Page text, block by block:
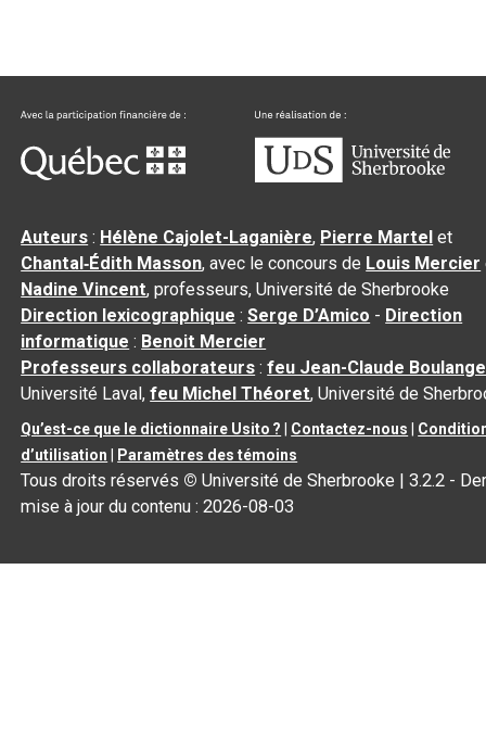
Auteurs : Hélène Cajolet-Laganière, Pierre Martel et
Chantal‑Édith Masson, avec le concours de Louis Mercier
Nadine Vincent, professeurs, Université de Sherbrooke
Direction lexicographique :Serge D’Amico - Direction
informatique : Benoit Mercier
Professeurs collaborateurs :feu Jean-Claude
Université Laval,feu Michel Théoret, Université de
Qu’est-ce que le dictionnaire Usito ? Contactez-nous
d’utilisation
Paramètres des témoins
Tous droits réservés © Université de Sherbrooke |3.2.2 -
mise à jour du contenu :2026-08-03